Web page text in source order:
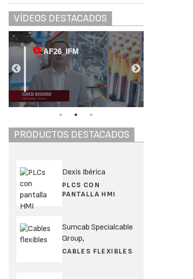
VÍDEOS DESTACADOS
AF26_IFM
PRODUCTOS DESTACADOS
Dexis Ibérica
PLCS CON
PANTALLA HMI
Sumcab Specialcable
Group,
CABLES FLEXIBLES